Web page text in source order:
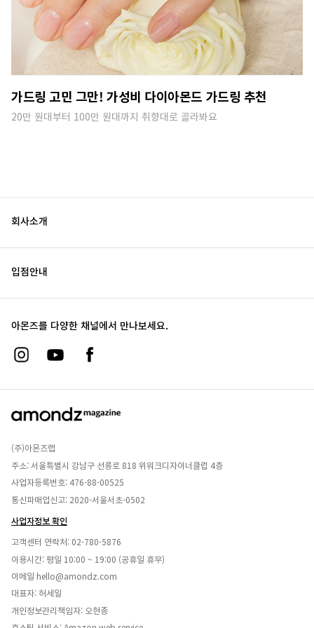
가드링 고민 그만! 가성비 다이아몬드 가드링 추천
20만 원대부터 100만 원대까지 취향대로 골라봐요
회사소개
입점안내
아몬즈를 다양한 채널에서 만나보세요.
(주)아몬즈랩
주소: 서울특별시 강남구 선릉로 818 위워크디자이너클럽 4층
사업자등록번호: 476-88-00525
통신파매업신고: 2020-서울서초-0502
사업자정보 확인
고객센터 연락처: 02-780-5876
이용시간: 평일 10:00 ~ 19:00 (공휴일 휴무)
이메일 hello@amondz.com
대표자: 허세일
개인정보관리책임자: 오현종